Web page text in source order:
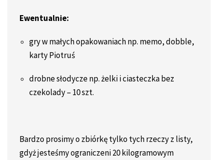
Ewentualnie:
gry w małych opakowaniach np. memo, dobble,
karty Piotruś
drobne słodycze np. żelki i ciasteczka bez
czekolady – 10 szt.
Bardzo prosimy o zbiórkę tylko tych rzeczy z listy,
gdyż jesteśmy ograniczeni 20 kilogramowym